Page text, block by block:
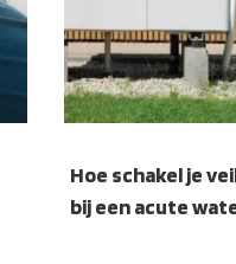
Hoe schakel je
bij een acute